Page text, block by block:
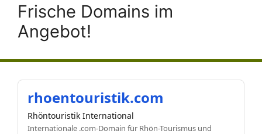
Frische Domains im
Angebot!
rhoentouristik.com
Rhöntouristik International
Internationale .com-Domain für Rhön-Tourismus und